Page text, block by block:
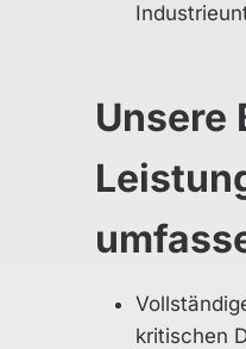
Unsere
kritischen